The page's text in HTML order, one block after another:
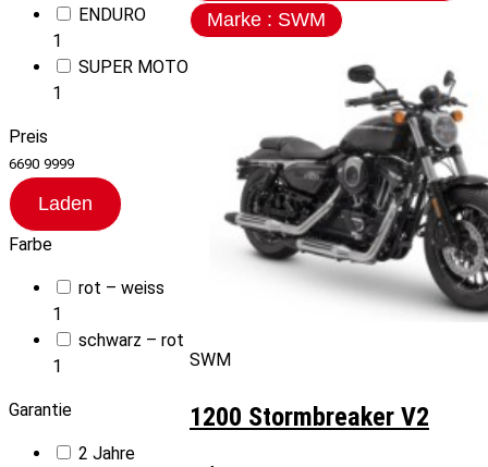
ENDURO
1
SUPER MOTO
1
Preis
6690 9999
Laden
Farbe
rot – weiss
1
schwarz – rot
1
Garantie
2 Jahre
Marke : SWM
SWM
1200 Stormbreaker V2